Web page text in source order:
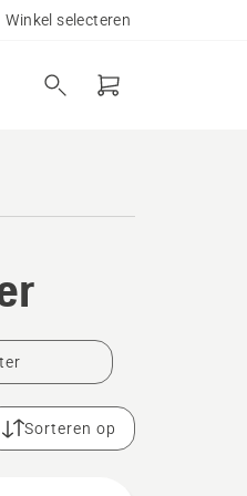
Winkel selecteren
Sorteren op